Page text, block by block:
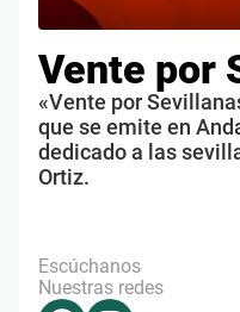
Vente por
«Vente por
que se emite en
dedicado a las
Ortiz.
Escúchanos
Nuestras redes